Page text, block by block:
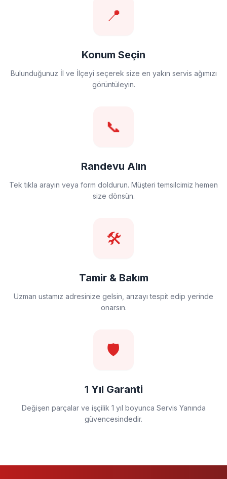
📍
Konum Seçin
Bulunduğunuz İl ve İlçeyi seçerek size en yakın servis ağımızı
görüntüleyin.
📞
Randevu Alın
Tek tıkla arayın veya form doldurun. Müşteri temsilcimiz hemen
size dönsün.
🛠️
Tamir & Bakım
Uzman ustamız adresinize gelsin, arızayı tespit edip yerinde
onarsın.
🛡️
1 Yıl Garanti
Değişen parçalar ve işçilik 1 yıl boyunca Servis Yanında
güvencesindedir.